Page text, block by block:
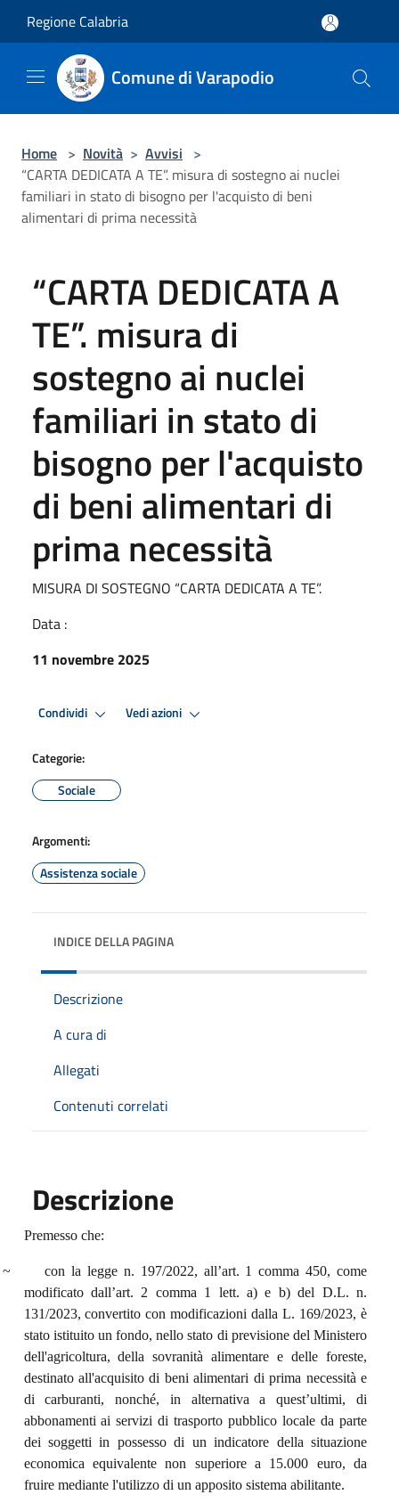
Regione Calabria
Comune di Varapodio
Home > Novità > Avvisi >
“CARTA DEDICATA A TE”. misura di sostegno ai nuclei
familiari in stato di bisogno per l'acquisto di beni
alimentari di prima necessità
“CARTA DEDICATA A
TE”. misura di
sostegno ai nuclei
familiari in stato di
bisogno per l'acquisto
di beni alimentari di
prima necessità
MISURA DI SOSTEGNO “CARTA DEDICATA A TE”.
Data :
11 novembre 2025
Condividi Vedi azioni
Categorie:
Sociale
Argomenti:
Assistenza sociale
INDICE DELLA PAGINA
Descrizione
A cura di
Allegati
Contenuti correlati
Descrizione
Premesso che:
~
con la legge n. 197/2022, all’art. 1 comma 450, come
modificato dall’art. 2 comma 1 lett. a) e b) del D.L. n.
131/2023, convertito con modificazioni dalla L. 169/2023, è
stato istituito un fondo, nello stato di previsione del Ministero
dell'agricoltura, della sovranità alimentare e delle foreste,
destinato all'acquisito di beni alimentari di prima necessità e
di carburanti, nonché, in alternativa a quest’ultimi, di
abbonamenti ai servizi di trasporto pubblico locale da parte
dei soggetti in possesso di un indicatore della situazione
economica equivalente non superiore a 15.000 euro, da
fruire mediante l'utilizzo di un apposito sistema abilitante.